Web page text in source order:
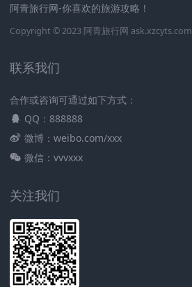
阿青旅行网-你喜欢的旅游攻略！
Copyright © 2023 阿青旅行网 ask.xzcyts.com
联系我们
合作或咨询可通过如下方式：
QQ：888888
微博：weibo.com/xxx
微信：vvvxxx
关注我们